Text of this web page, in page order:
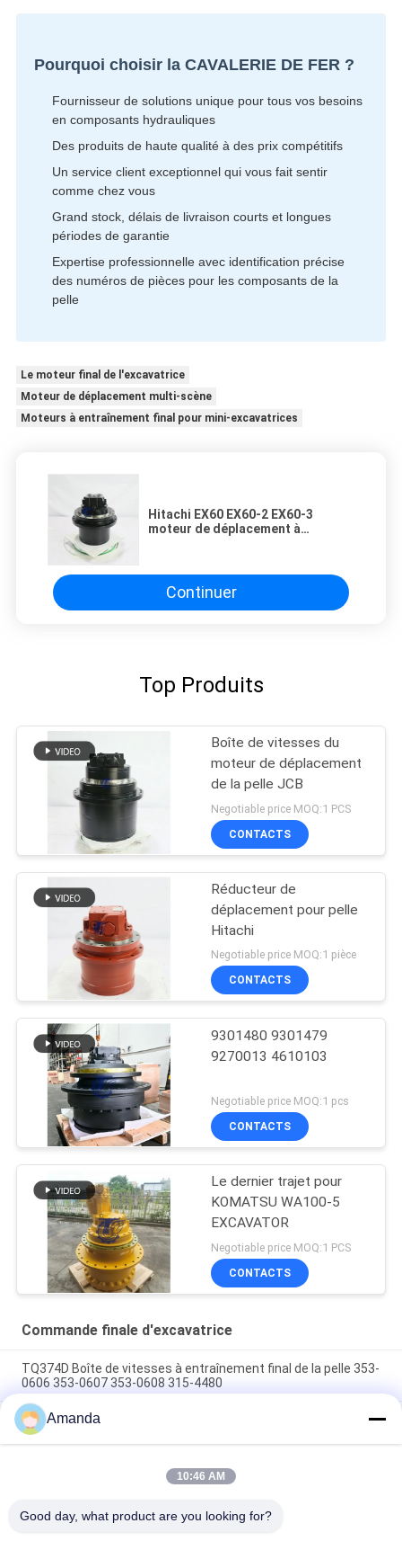
Pourquoi choisir la CAVALERIE DE FER ?
Fournisseur de solutions unique pour tous vos besoins
en composants hydrauliques
Des produits de haute qualité à des prix compétitifs
Un service client exceptionnel qui vous fait sentir
comme chez vous
Grand stock, délais de livraison courts et longues
périodes de garantie
Expertise professionnelle avec identification précise
des numéros de pièces pour les composants de la
pelle
Le moteur final de l'excavatrice
Moteur de déplacement multi-scène
Moteurs à entraînement final pour mini-excavatrices
Hitachi EX60 EX60-2 EX60-3
moteur de déplacement à
couple élevé, pièces de rechange
pour mini-pelle 9069509 9111033
Continuer
Top Produits
Boîte de vitesses du
moteur de déplacement
de la pelle JCB
Negotiable price MOQ:1 PCS
CONTACTS
Réducteur de
déplacement pour pelle
Hitachi
Negotiable price MOQ:1 pièce
CONTACTS
9301480 9301479
9270013 4610103
Negotiable price MOQ:1 pcs
CONTACTS
Le dernier trajet pour
KOMATSU WA100-5
EXCAVATOR
Negotiable price MOQ:1 PCS
CONTACTS
Commande finale d'excavatrice
TQ374D Boîte de vitesses à entraînement final de la pelle 353-
0606 353-0607 353-0608 315-4480
353-0528 333-3036 Excavateur à entraînement final moteur
hydraulique adapté TQ345D TQ349D
Danfoss BMVT41 moteur hydraulique d'entraînement final
peut être adapté à 5 ~ 6 tonnes de chargeurs de roulement à
Amanda
10:46 AM
Good day, what product are you looking for?